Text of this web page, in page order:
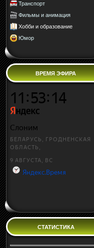
Транспорт
Фильмы и анимация
Хобби и образование
Юмор
ВРЕМЯ ЭФИРА
СТАТИСТИКА